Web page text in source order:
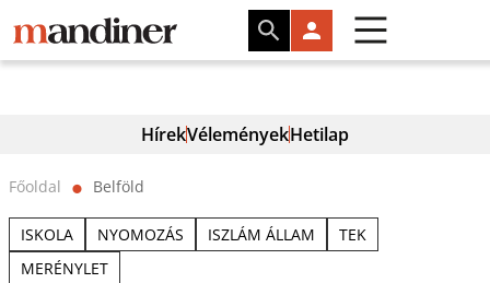
HírekVéleményekHetilap
Főoldal ⬤ Belföld
ISKOLA NYOMOZÁS ISZLÁM ÁLLAM
TEK
MERÉNYLET